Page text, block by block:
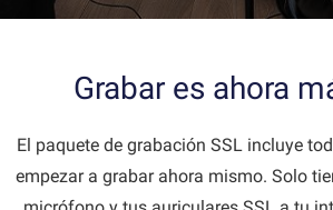
Grabar es ahora
El paquete de grabación SSL incluye
empezar a grabar ahora mismo. Solo